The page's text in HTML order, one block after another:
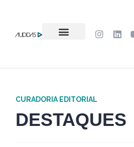
CURADORIA EDITORIAL
DESTAQUES